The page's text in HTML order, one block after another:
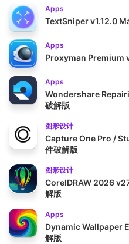
Apps
TextSniper v1.12.0
Apps
Proxyman Premium
Apps
Wondershare
破解版
图形设计
Capture One Pro /
件破解版
图形设计
CorelDRAW 2026
解版
Apps
Dynamic Wallpaper
解版